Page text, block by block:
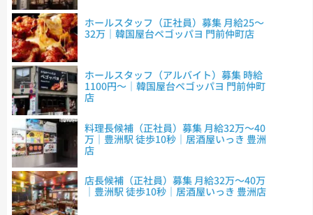
ホールスタッフ（正社員）募集 月給25～
32万｜韓国屋台ペゴッパヨ 門前仲町店
ホールスタッフ（アルバイト）募集 時給
1100円～｜韓国屋台ペゴッパヨ 門前仲町
店
料理長候補（正社員）募集 月給32万～40
万｜豊洲駅 徒歩10秒｜居酒屋いっき 豊洲
店
店長候補（正社員）募集 月給32万～40万
｜豊洲駅 徒歩10秒｜居酒屋いっき 豊洲店